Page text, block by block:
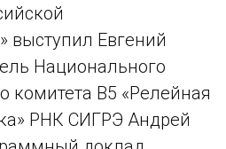
выступил Евгений
Национального
комитета В5 «Релейная
РНК СИГРЭ Андрей